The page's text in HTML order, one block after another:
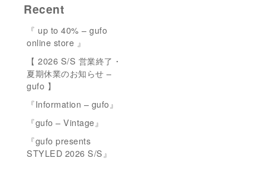
Recent
『 up to 40% – gufo
online store 』
【 2026 S/S 営業終了・
夏期休業のお知らせ –
gufo 】
『Information – gufo』
『gufo – Vintage』
『gufo presents
STYLED 2026 S/S』